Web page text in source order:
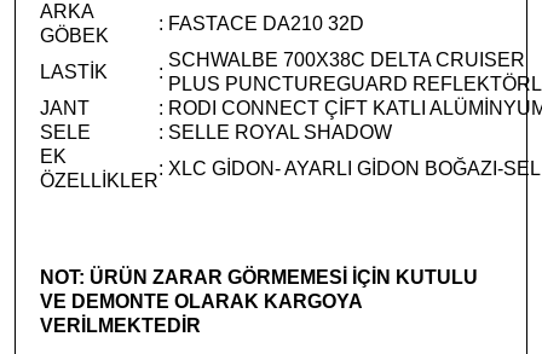
ARKA
GÖBEK
: FASTACE DA210 32D
LASTİK :
SCHWALBE 700X38C DELTA CRUISER
PLUS PUNCTUREGUARD
JANT
: RODI CONNECT ÇİFT KATLI
SELE
: SELLE ROYAL SHADOW
EK
ÖZELLİKLER
: XLC GİDON- AYARLI GİDON BOĞAZI-
NOT: ÜRÜN ZARAR GÖRMEMESİ İÇİN KUTULU
VE DEMONTE OLARAK KARGOYA
VERİLMEKTEDİR